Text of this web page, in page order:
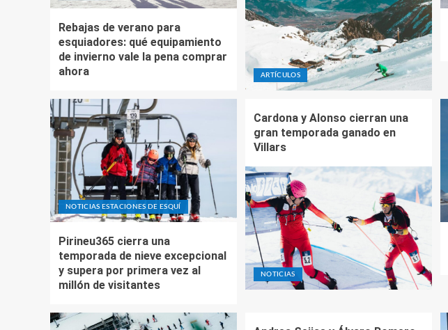
Rebajas de verano para
esquiadores: qué equipamiento
de invierno vale la pena comprar
ahora
ARTÍCULOS
NOTICIAS ESTACIONES DE ESQUÍ
Pirineu365 cierra una
temporada de nieve excepcional
y supera por primera vez al
millón de visitantes
NOTICIAS
Cardona y Alonso cierran una
gran temporada ganado en
Villars